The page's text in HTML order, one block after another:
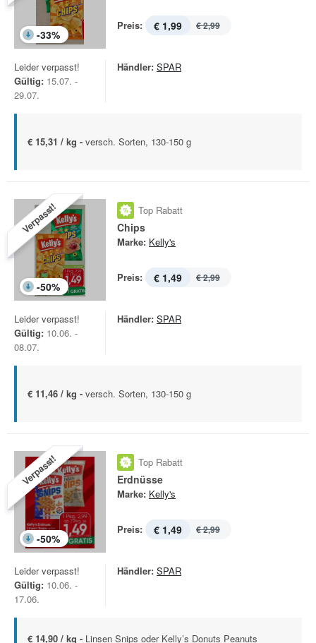
-33%
Preis: € 1,99 € 2,99
Leider verpasst!
Gültig: 15.07. -
29.07.
Händler: SPAR
€ 15,31 / kg - versch. Sorten, 130-150 g
Verpasst!
-50%
Top Rabatt
Chips
Marke: Kelly's
Preis: € 1,49 € 2,99
Leider verpasst!
Gültig: 10.06. -
08.07.
Händler: SPAR
€ 11,46 / kg - versch. Sorten, 130-150 g
Verpasst!
-50%
Top Rabatt
Erdnüsse
Marke: Kelly's
Preis: € 1,49 € 2,99
Leider verpasst!
Gültig: 10.06. -
17.06.
Händler: SPAR
€ 14,90 / kg - Linsen Snips oder Kelly’s Donuts Peanuts